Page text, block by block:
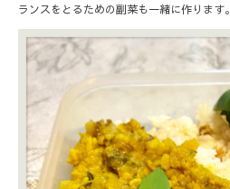
ランスをとるための副菜も一緒に作ります。